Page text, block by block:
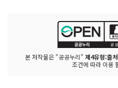
본 저작물은 "공공누리" 제4유형:출
조건에 따라 이용